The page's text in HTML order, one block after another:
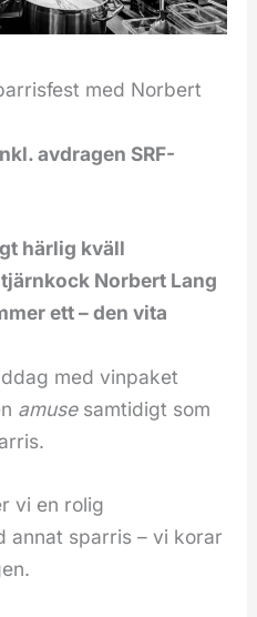
med Norbert
avdragen SRF-
härlig kväll
Norbert Lang
ett – den vita
med vinpaket
amusesamtidigt som
vi en rolig
annat sparris – vi korar